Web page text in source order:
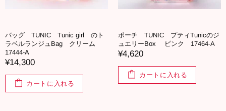
バッグ TUNIC Tunic girl のト
ラベルランジュBag クリーム
17444-A
¥14,300
カートに入れる
ポーチ TUNIC プティTunicのジ
ュエリーBox ピンク 17464-A
¥4,620
カートに入れる